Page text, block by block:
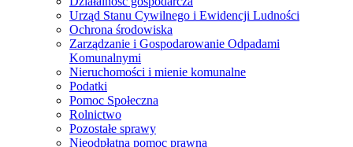
Urząd Stanu Cywilnego i Ewidencji Ludności
Ochrona środowiska
Zarządzanie i Gospodarowanie Odpadami
Komunalnymi
Nieruchomości i mienie komunalne
Podatki
Pomoc Społeczna
Rolnictwo
Pozostałe sprawy
Nieodpłatna pomoc prawna